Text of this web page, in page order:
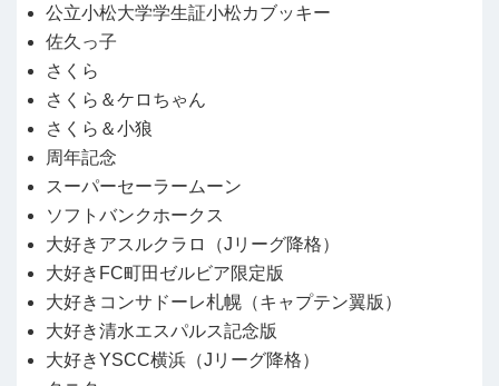
公立小松大学学生証小松カブッキー
佐久っ子
さくら
さくら＆ケロちゃん
さくら＆小狼
周年記念
スーパーセーラームーン
ソフトバンクホークス
大好きアスルクラロ（Jリーグ降格）
大好きFC町田ゼルビア限定版
大好きコンサドーレ札幌（キャプテン翼版）
大好き清水エスパルス記念版
大好きYSCC横浜（Jリーグ降格）